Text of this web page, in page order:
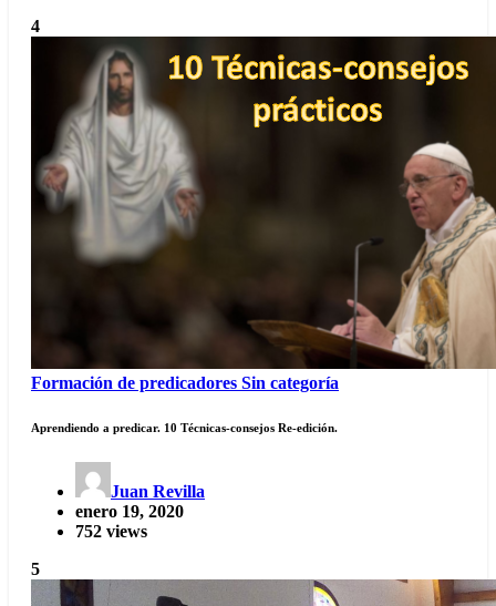
4
Formación de predicadores Sin categoría
Aprendiendo a predicar. 10 Técnicas-consejos Re-edición.
Juan Revilla
enero 19, 2020
752 views
5